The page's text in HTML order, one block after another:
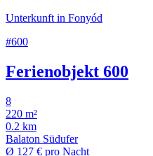
Unterkunft in Fonyód
#600
Ferienobjekt 600
8
220 m²
0.2 km
Balaton Südufer
Ø 127 € pro Nacht